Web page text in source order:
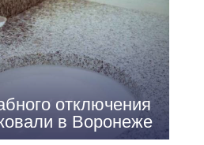
отключения
в Воронеже